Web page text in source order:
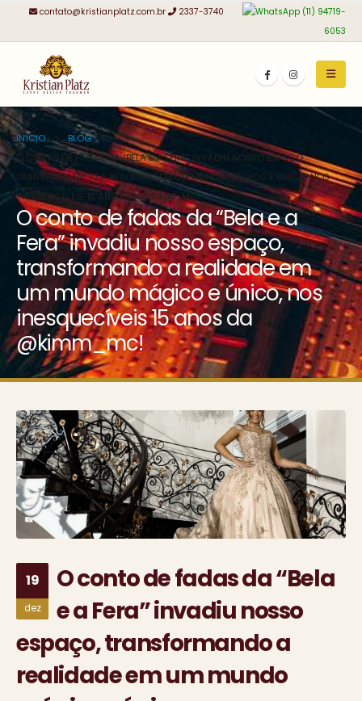
contato@kristianplatz.com.br 2337-3740
(11) 94719-
6053
INÍCIO
BLOG
O CONTO DE FADAS DA “BELA E A FERA” INVADIU NOSSO ESPAÇO,
TRANSFORMANDO A REALIDADE EM UM MUNDO MÁGICO E ÚNICO, NOS
INESQUECÍVEIS 15 ANOS DA @KIMM_MC!
O conto de fadas da “Bela e a
Fera” invadiu nosso espaço,
transformando a realidade em
um mundo mágico e único, nos
inesquecíveis 15 anos da
@kimm_mc!
19
dez
O conto de fadas da “Bela
e a Fera” invadiu nosso
espaço, transformando a
realidade em um mundo